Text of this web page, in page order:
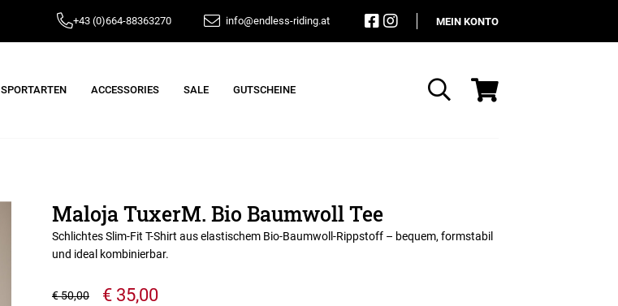
+43 (0)664-88363270 info@endless-riding.at MEIN KONTO
SPORTARTEN ACCESSORIES SALE GUTSCHEINE
Suche
Maloja TuxerM. Bio Baumwoll Tee
Schlichtes Slim-Fit T-Shirt aus elastischem Bio-Baumwoll-Rippstoff – bequem, formstabil
und ideal kombinierbar.
€ 35,00
€ 50,00